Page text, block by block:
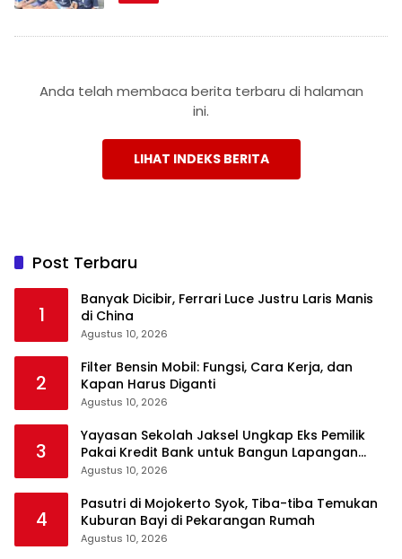
Anda telah membaca berita terbaru di halaman
ini.
LIHAT INDEKS BERITA
Post Terbaru
1
Banyak Dicibir, Ferrari Luce Justru Laris Manis
di China
Agustus 10, 2026
2
Filter Bensin Mobil: Fungsi, Cara Kerja, dan
Kapan Harus Diganti
Agustus 10, 2026
3
Yayasan Sekolah Jaksel Ungkap Eks Pemilik
Pakai Kredit Bank untuk Bangun Lapangan
Padel
Agustus 10, 2026
4
Pasutri di Mojokerto Syok, Tiba-tiba Temukan
Kuburan Bayi di Pekarangan Rumah
Agustus 10, 2026